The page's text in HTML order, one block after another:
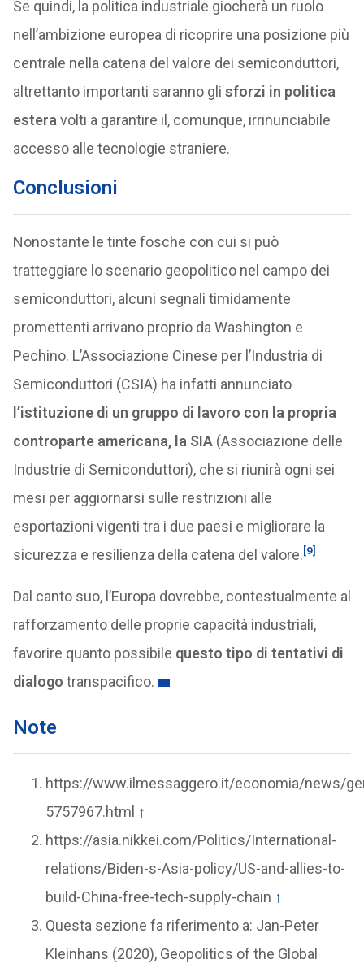
Se quindi, la politica industriale giocherà un ruolo
nell’ambizione europea di ricoprire una posizione più
centrale nella catena del valore dei semiconduttori,
altrettanto importanti saranno gli sforzi in politica
estera volti a garantire il, comunque, irrinunciabile
accesso alle tecnologie straniere.
Conclusioni
Nonostante le tinte fosche con cui si può
tratteggiare lo scenario geopolitico nel campo dei
semiconduttori, alcuni segnali timidamente
promettenti arrivano proprio da Washington e
Pechino. L’Associazione Cinese per l’Industria di
Semiconduttori (CSIA) ha infatti annunciato
l’istituzione di un gruppo di lavoro con la propria
controparte americana, la SIA(Associazione delle
Industrie di Semiconduttori), che si riunirà ogni sei
mesi per aggiornarsi sulle restrizioni alle
esportazioni vigenti tra i due paesi e migliorare la
sicurezza e resilienza della catena del valore.[9]
Dal canto suo, l’Europa dovrebbe, contestualmente al
rafforzamento delle proprie capacità industriali,
favorire quanto possibile questo tipo di tentativi di
dialogo transpacifico.
Note
https://www.ilmessaggero.it/economia/news/
5757967.html ↑
https://asia.nikkei.com/Politics/International-
relations/Biden-s-Asia-policy/US-and-allies-to-
build-China-free-tech-supply-chain ↑
Questa sezione fa riferimento a: Jan-Peter
Kleinhans (2020), Geopolitics of the Global